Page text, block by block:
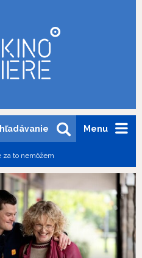
Menu
za to nemôžem